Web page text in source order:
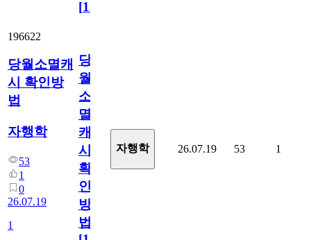
[15
196622
당월소멸캐
시 확인방
법
자행학
53
1
0
26.07.19
1
당
월
소
멸
캐
시
확
인
방
법
자행학 26.07.19 53 1